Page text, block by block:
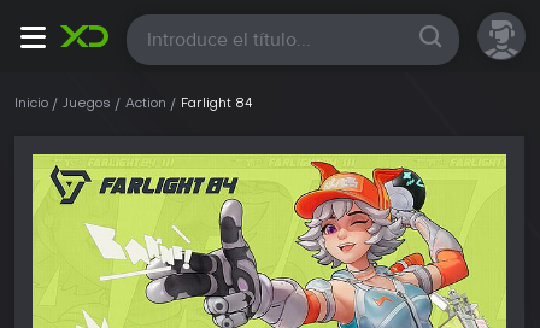
Todas
Inicio Juegos Action Farlight 84